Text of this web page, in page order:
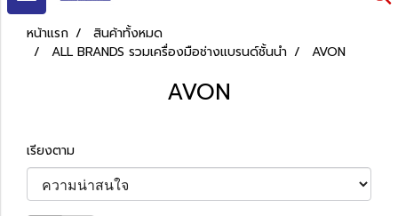
หน้าแรก
สินค้าทั้งหมด
ALL BRANDS รวมเครื่องมือช่างแบรนด์ชั้นนำ
AVON
AVON
เรียงตาม